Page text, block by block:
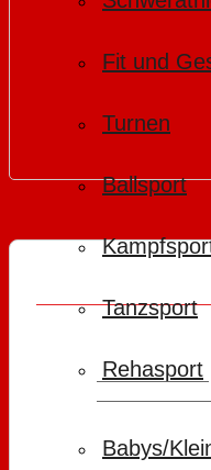
Fit und
Turnen
Ballsport
Tanzsport
Rehasport
Babys/